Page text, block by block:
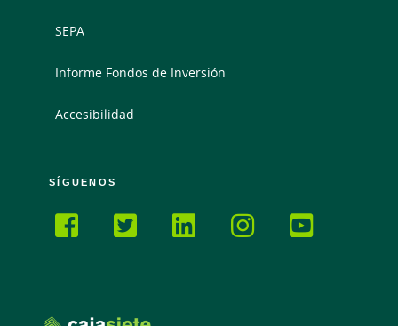
SEPA
Informe Fondos de Inversión
Accesibilidad
SÍGUENOS